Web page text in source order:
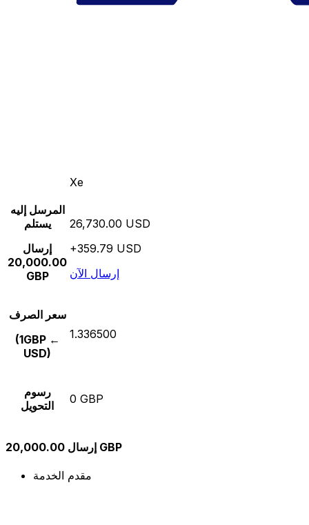
Xe
المرسل إليه
يستلم
إرسال
20,000.00
GBP
26,730.00 USD
+359.79 USD
إرسال الآن
سعر الصرف
(1GBP ←
USD)
1.336500
رسوم
التحويل
0 GBP
إرسال 20,000.00 GBP
مقدم الخدمة